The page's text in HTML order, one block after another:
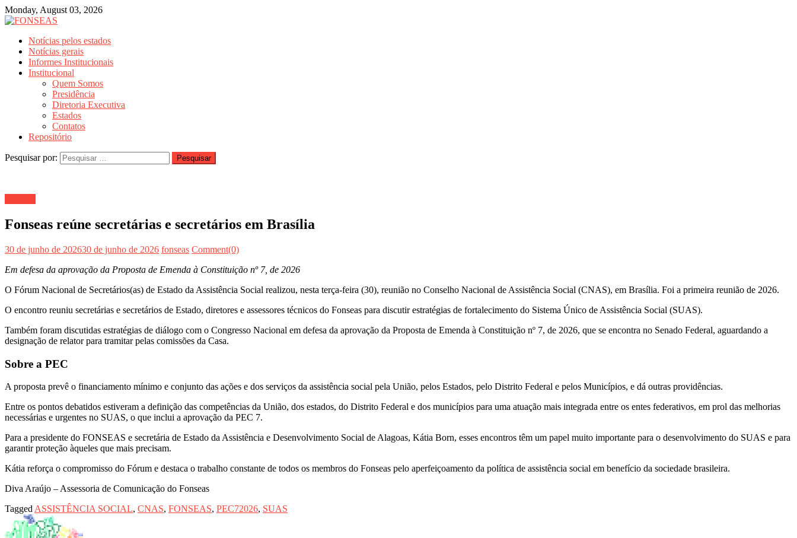
Monday, August 03, 2026
Notícias pelos estados
Notí­cias gerais
Informes Institucionais
Institucional
Quem Somos
Presidência
Diretoria Executiva
Estados
Contatos
Repositório
Pesquisar por:
Fonseas reúne secretárias e secretários em Brasília
30 de junho de 202630 de junho de 2026 fonseas Comment(0)
Em defesa da aprovação da Proposta de Emenda à Constituição nº 7, de 2026
O Fórum Nacional de Secretários(as) de Estado da Assistência Social realizou, nesta terça-feira (30), reunião no Conselho Nacional de Assistência Social (CNAS), em Brasília. Foi a primeira reunião de 2026.
O encontro reuniu secretárias e secretários de Estado, diretores e assessores técnicos do Fonseas para discutir estratégias de fortalecimento do Sistema Único de Assistência Social (SUAS).
Também foram discutidas estratégias de diálogo com o Congresso Nacional em defesa da aprovação da Proposta de Emenda à Constituição nº 7, de 2026, que se encontra no Senado Federal, aguardando a
designação de relator para tramitar pelas comissões da Casa.
Sobre a PEC
A proposta prevê o financiamento mínimo e conjunto das ações e dos serviços da assistência social pela União, pelos Estados, pelo Distrito Federal e pelos Municípios, e dá outras providências.
Entre os pontos debatidos estiveram a definição das competências da União, dos estados, do Distrito Federal e dos municípios para uma atuação mais integrada entre os entes federativos, em prol das melhorias
necessárias e urgentes no SUAS, o que inclui a aprovação da PEC 7.
Para a presidente do FONSEAS e secretária de Estado da Assistência e Desenvolvimento Social de Alagoas, Kátia Born, esses encontros têm um papel muito importante para o desenvolvimento do SUAS e para
garantir proteção àqueles que mais precisam.
Kátia reforça o compromisso do Fórum e destaca o trabalho constante de todos os membros do Fonseas pelo aperfeiçoamento da política de assistência social em benefício da sociedade brasileira.
Diva Araújo – Assessoria de Comunicação do Fonseas
Tagged ASSISTÊNCIA SOCIAL, CNAS, FONSEAS, PEC72026, SUAS